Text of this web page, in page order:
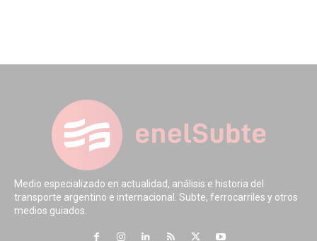
Medio especializado en actualidad, análisis e historia del
transporte argentino e internacional. Subte, ferrocarriles y otros
medios guiados.